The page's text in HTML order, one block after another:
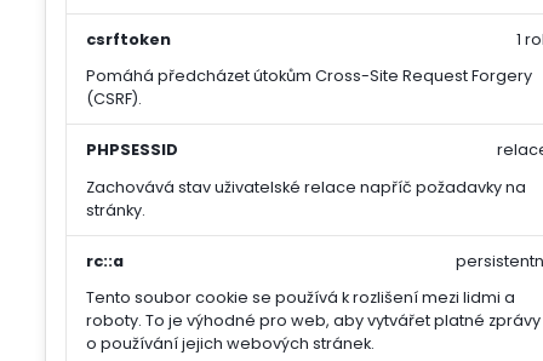
csrftoken
Pomáhá předcházet útokům Cross-Site Request Forgery
(CSRF).
1
PHPSESSID
Zachovává stav uživatelské relace napříč požadavky na
stránky.
rc::a
Tento soubor cookie se používá k rozlišení mezi lidmi a
roboty. To je výhodné pro web, aby vytvářet platné zprávy
o používání jejich webových stránek.